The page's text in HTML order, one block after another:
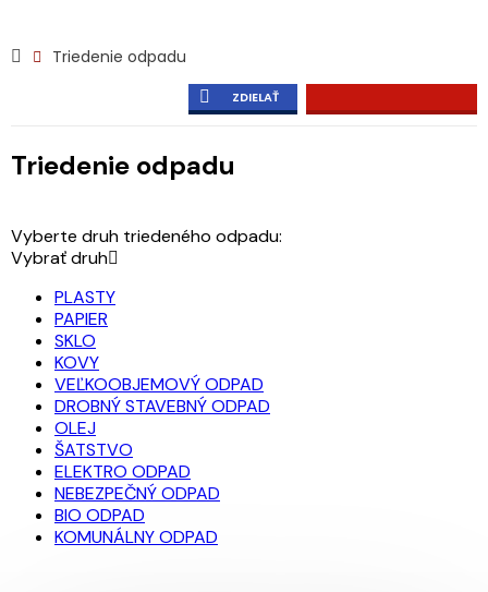
Triedenie odpadu
ZDIELAŤ
Triedenie odpadu
Vyberte druh triedeného odpadu:
Vybrať druh
PLASTY
PAPIER
SKLO
KOVY
VEĽKOOBJEMOVÝ ODPAD
DROBNÝ STAVEBNÝ ODPAD
OLEJ
ŠATSTVO
ELEKTRO ODPAD
NEBEZPEČNÝ ODPAD
BIO ODPAD
KOMUNÁLNY ODPAD